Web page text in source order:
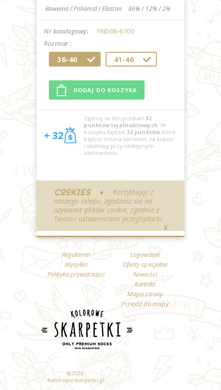
Bawełna / Poliamid / Elastan
86% / 12% / 2%
Nr katalogowy:
FND06-6700
Rozmiar :
36-40 41-46
+ 32
Zgarnij za ten produkt 32
punktów lojalnościowych. W
koszyku będzie 32 punktówktóre
będzie można zamienić na kupon
rabatowy przy następnym
zamówieniu .
COOKIES
Korzystając z
naszego sklepu, zgadzasz się na
używanie plików cookie, zgodnie z
Twoimi ustawieniami przeglądarki.
X
Regulamin
Wysyłka
Polityka prywatności
Logowanie
Oferty specjalne
Nowości
Kontakt
Mapa strony
Przejdź do mapy
©2026
Koloroweskarpetki.pl